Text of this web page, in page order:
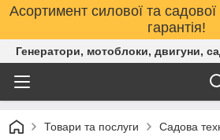
Асортимент силової та садової
гарантія!
Генератори, мотоблоки, двигуни,
Товари та послуги Садова